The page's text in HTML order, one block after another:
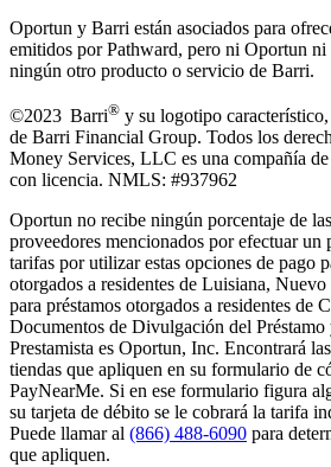
Oportun y Barri están asociados para
emitidos por Pathward, pero ni Oportun ni
ningún otro producto o servicio de Barri.
©2023 Barri® y su logotipo
de Barri Financial Group. Todos los
Money Services, LLC es una compañía
con licencia. NMLS: #937962
Oportun no recibe ningún porcentaje de
proveedores mencionados por efectuar un
tarifas por utilizar estas opciones de pago
otorgados a residentes de Luisiana,
para préstamos otorgados a residentes de
Documentos de Divulgación del
Prestamista es Oportun, Inc. Encontrará
tiendas que apliquen en su formulario de
PayNearMe. Si en ese formulario figura
su tarjeta de débito se le cobrará la tarifa
Puede llamar al (866) 488-6090 para
que apliquen.